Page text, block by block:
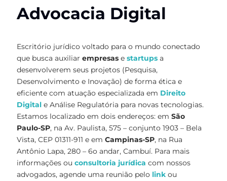
Advocacia Digital
Escritório jurídico voltado para o mundo conectado
que busca auxiliar empresas e startups a
desenvolverem seus projetos (Pesquisa,
Desenvolvimento e Inovação) de forma ética e
eficiente com atuação especializada em Direito
Digital e Análise Regulatória para novas tecnologias.
Estamos localizado em dois endereços: em São
Paulo-SP, na Av. Paulista, 575 – conjunto 1903 – Bela
Vista, CEP 01311-911 e em Campinas-SP, na Rua
Antônio Lapa, 280 – 6o andar, Cambuí. Para mais
informações ou consultoria jurídica com nossos
advogados, agende uma reunião pelo link ou